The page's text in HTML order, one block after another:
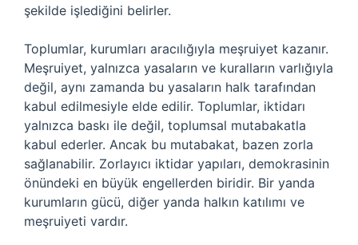
şekilde işlediğini belirler.
Toplumlar, kurumları aracılığıyla meşruiyet kazanır.
Meşruiyet, yalnızca yasaların ve kuralların varlığıyla
değil, aynı zamanda bu yasaların halk tarafından
kabul edilmesiyle elde edilir. Toplumlar, iktidarı
yalnızca baskı ile değil, toplumsal mutabakatla
kabul ederler. Ancak bu mutabakat, bazen zorla
sağlanabilir. Zorlayıcı iktidar yapıları, demokrasinin
önündeki en büyük engellerden biridir. Bir yanda
kurumların gücü, diğer yanda halkın katılımı ve
meşruiyeti vardır.